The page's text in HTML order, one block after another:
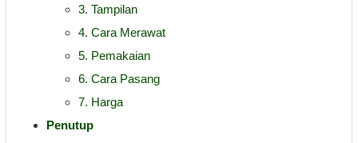
3. Tampilan
4. Cara Merawat
5. Pemakaian
6. Cara Pasang
7. Harga
Penutup